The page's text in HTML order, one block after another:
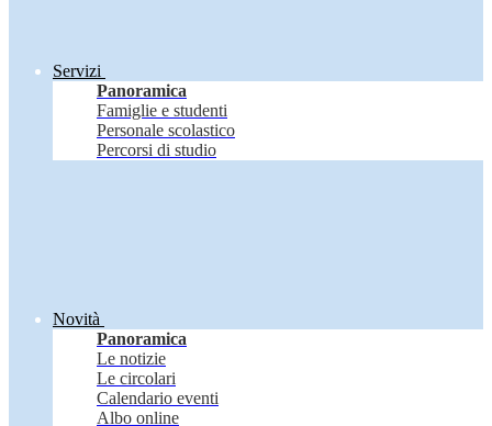
Servizi
Panoramica
Famiglie e studenti
Personale scolastico
Percorsi di studio
Novità
Panoramica
Le notizie
Le circolari
Calendario eventi
Albo online